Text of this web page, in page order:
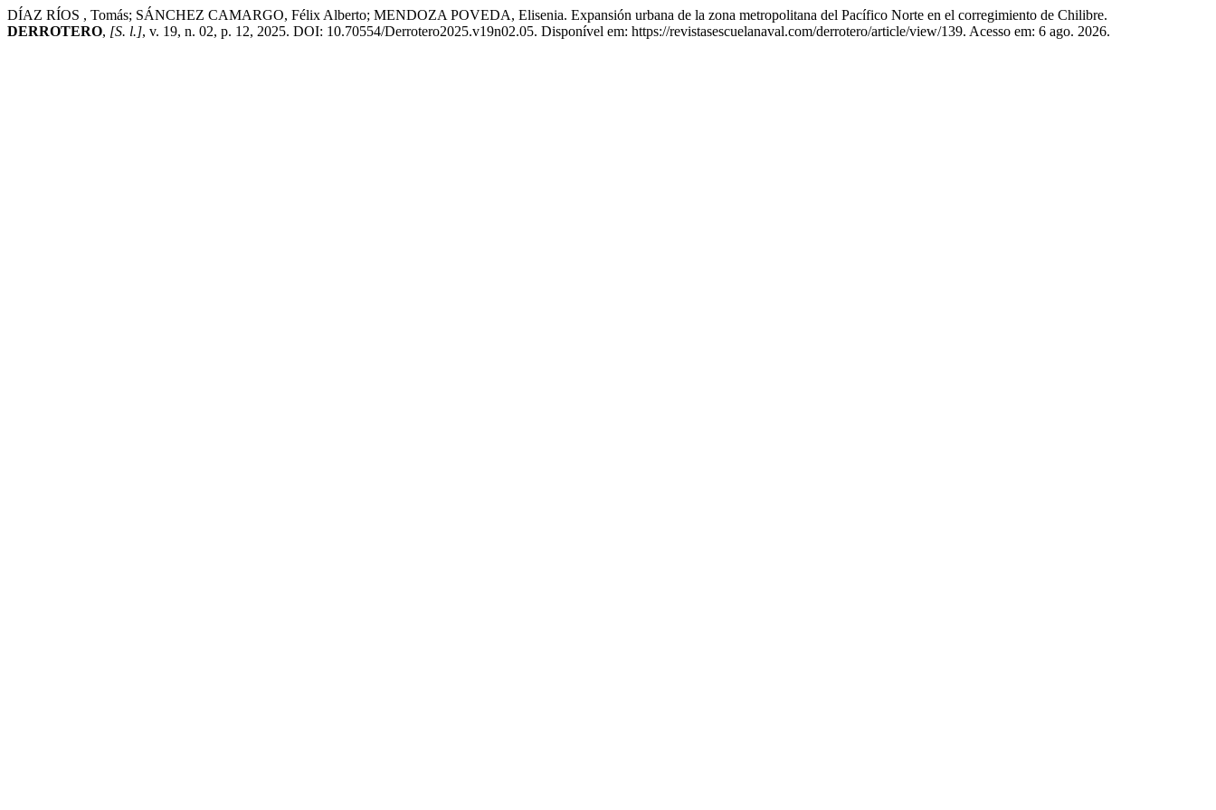
DÍAZ RÍOS , Tomás; SÁNCHEZ CAMARGO, Félix Alberto; MENDOZA POVEDA, Elisenia. Expansión urbana de la zona metropolitana del Pacífico Norte en el corregimiento de Chilibre.
DERROTERO, [S. l.], v. 19, n. 02, p. 12, 2025. DOI: 10.70554/Derrotero2025.v19n02.05. Disponível em: https://revistasescuelanaval.com/derrotero/article/view/139. Acesso em: 6 ago. 2026.